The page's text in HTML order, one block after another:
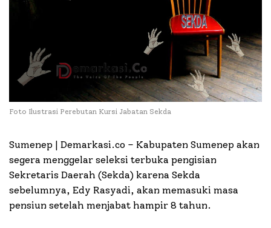
Foto Ilustrasi Perebutan Kursi Jabatan Sekda
Sumenep | Demarkasi.co – Kabupaten Sumenep akan
segera menggelar seleksi terbuka pengisian
Sekretaris Daerah (Sekda) karena Sekda
sebelumnya, Edy Rasyadi, akan memasuki masa
pensiun setelah menjabat hampir 8 tahun.